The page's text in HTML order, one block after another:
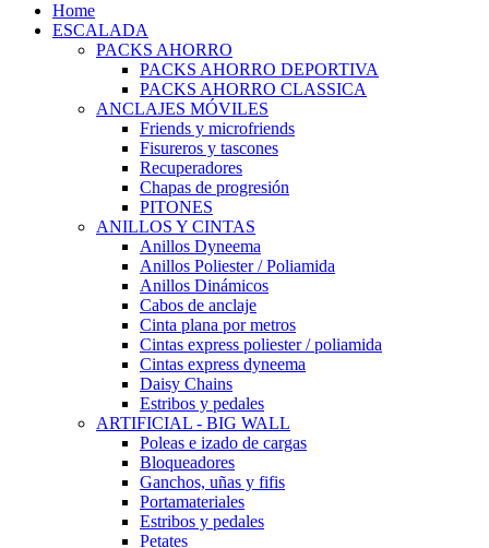
Home
ESCALADA
PACKS AHORRO
PACKS AHORRO DEPORTIVA
PACKS AHORRO CLASSICA
ANCLAJES MÓVILES
Friends y microfriends
Fisureros y tascones
Recuperadores
Chapas de progresión
PITONES
ANILLOS Y CINTAS
Anillos Dyneema
Anillos Poliester / Poliamida
Anillos Dinámicos
Cabos de anclaje
Cinta plana por metros
Cintas express poliester / poliamida
Cintas express dyneema
Daisy Chains
Estribos y pedales
ARTIFICIAL - BIG WALL
Poleas e izado de cargas
Bloqueadores
Ganchos, uñas y fifis
Portamateriales
Estribos y pedales
Petates